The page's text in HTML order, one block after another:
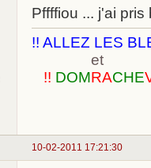
Pffffiou ... j'ai
!! ALLEZ LES
et
!! DOMRACHE
10-02-2011 17:21:30